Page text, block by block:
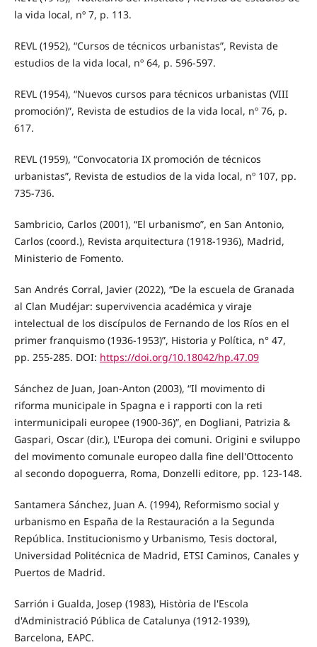
la vida local, nº 7, p. 113.
REVL (1952), “Cursos de técnicos urbanistas”, Revista de
estudios de la vida local, nº 64, p. 596-597.
REVL (1954), “Nuevos cursos para técnicos urbanistas (VIII
promoción)”, Revista de estudios de la vida local, nº 76, p.
617.
REVL (1959), “Convocatoria IX promoción de técnicos
urbanistas”, Revista de estudios de la vida local, nº 107, pp.
735-736.
Sambricio, Carlos (2001), “El urbanismo”, en San Antonio,
Carlos (coord.), Revista arquitectura (1918-1936), Madrid,
Ministerio de Fomento.
San Andrés Corral, Javier (2022), “De la escuela de Granada
al Clan Mudéjar: supervivencia académica y viraje
intelectual de los discípulos de Fernando de los Ríos en el
primer franquismo (1936-1953)”, Historia y Política, n° 47,
pp. 255-285. DOI: https://doi.org/10.18042/hp.47.09
Sánchez de Juan, Joan-Anton (2003), “Il movimento di
riforma municipale in Spagna e i rapporti con la reti
intermunicipali europee (1900-36)”, en Dogliani, Patrizia &
Gaspari, Oscar (dir.), L'Europa dei comuni. Origini e sviluppo
del movimento comunale europeo dalla fine dell'Ottocento
al secondo dopoguerra, Roma, Donzelli editore, pp. 123-148.
Santamera Sánchez, Juan A. (1994), Reformismo social y
urbanismo en España de la Restauración a la Segunda
República. Institucionismo y Urbanismo, Tesis doctoral,
Universidad Politécnica de Madrid, ETSI Caminos, Canales y
Puertos de Madrid.
Sarrión i Gualda, Josep (1983), Història de l'Escola
d'Administració Pública de Catalunya (1912-1939),
Barcelona, EAPC.